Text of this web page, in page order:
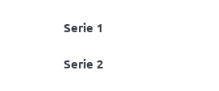
Serie 1
Serie 2